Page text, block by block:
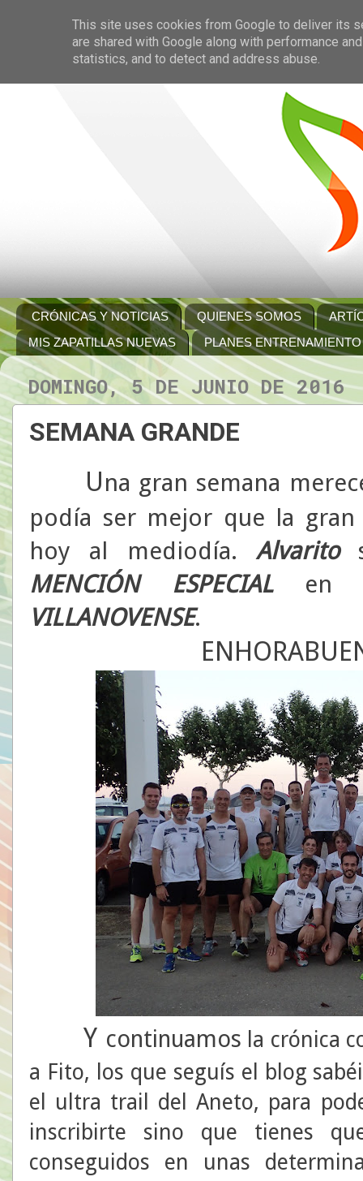
CRÓNICAS Y NOTICIAS QUIENES SOMOS
MIS ZAPATILLAS NUEVAS
PLANES ENTRENAMIENTO
DOMINGO, 5 DE JUNIO DE 2016
SEMANA GRANDE
Una gran semana
podía ser mejor que la
hoy al mediodía. Alvarito
MENCIÓN ESPECIALen
VILLANOVENSE.
Y continuamos la crónica
a Fito, los que seguís el blog
el ultra trail del Aneto, para
inscribirte sino que tienes
conseguidos en unas
This site uses cookies from Google to deliver its
are shared with Google along with performance
statistics, and to detect and address abuse.